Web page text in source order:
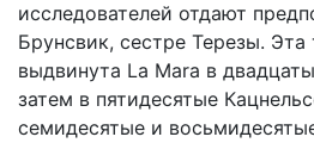
исследователей отдают
Брунсвик, сестре Терезы. Эта
выдвинута La Mara в
затем в пятидесятые
семидесятые и